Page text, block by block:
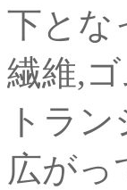
下とな
繊維,
トラ
広がっ